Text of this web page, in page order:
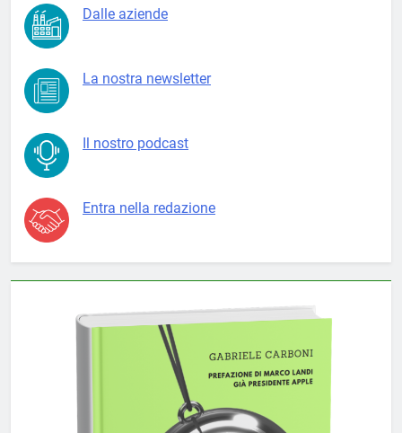
Dalle aziende
La nostra newsletter
Il nostro podcast
Entra nella redazione